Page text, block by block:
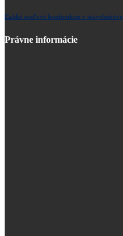
Ľahké oceľové konštrukcie v stavebníctve
Právne informácie